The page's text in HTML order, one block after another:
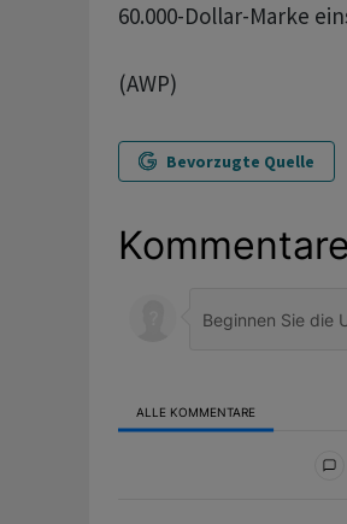
60.000-Dollar-Marke
(AWP)
Bevorzugte Quelle
Kommentare
ALLE KOMMENTARE